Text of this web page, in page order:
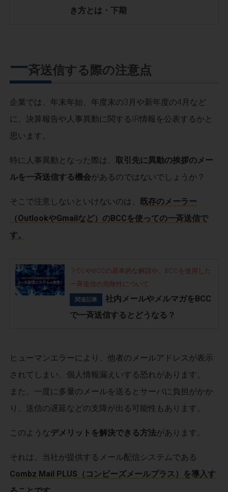
き方とは・下期
一斉送信する際の注意点
企業では、年末年始、年度末の3月や新年度の4月など
に、決算報告や人事異動に関するIR情報を公表するかと
思います。
特に人事異動となった際は、取引先に異動の挨拶のメー
ルを一斉送信する機会があるのではないでしょうか？
そこで注意しないといけないのは、
既存のメーラー
（OutlookやGmailなど）のBCCを使っての一斉送信で
す。
CCやBCCの基本的な解説や、BCCを使用した
一斉送信の危険性について
関連記事
社内メールやメルマガをBCC
で一斉送信するとどうなる？
ヒューマンエラーにより、他者のメールアドレスが表示
されてしまい、個人情報漏えいする恐れがあります。
また、一度に多量のメールを送るとサーバに負担がかか
り、送信の遅延などの支障が出る可能性もあります。
このようなデメリットを解決できる方法があります。
それは、当社が提供するメール配信システムである
Combz Mail PLUS（コンビーズメールプラス）を導入す